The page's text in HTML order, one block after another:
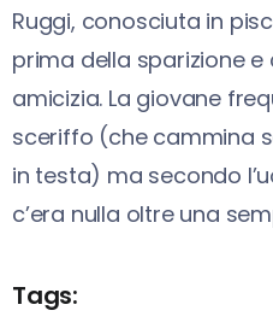
Ruggi, conosciuta in
prima della sparizione
amicizia. La giovane
sceriffo (che cammina
in testa) ma secondo
c’era nulla oltre una
Tags: